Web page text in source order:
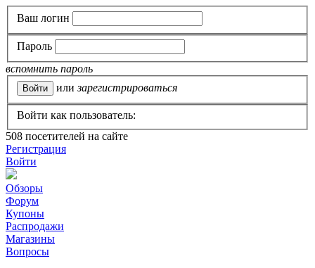
Ваш логин
Пароль
вспомнить пароль
или зарегистрироваться
Войти как пользователь:
508 посетителей на сайте
Регистрация
Войти
Обзоры
Форум
Купоны
Распродажи
Магазины
Вопросы